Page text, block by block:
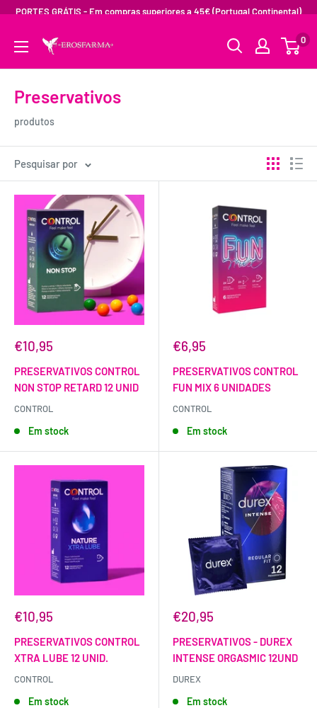
PORTES GRÁTIS - Em compras superiores a 45€ (Portugal Continental)
0
Preservativos
produtos
Pesquisar por
€10,95
PRESERVATIVOS CONTROL
NON STOP RETARD 12 UNID
CONTROL
Em stock
€6,95
PRESERVATIVOS CONTROL
FUN MIX 6 UNIDADES
CONTROL
Em stock
€10,95
PRESERVATIVOS CONTROL
XTRA LUBE 12 UNID.
CONTROL
Em stock
€20,95
PRESERVATIVOS - DUREX
INTENSE ORGASMIC 12UND
DUREX
Em stock